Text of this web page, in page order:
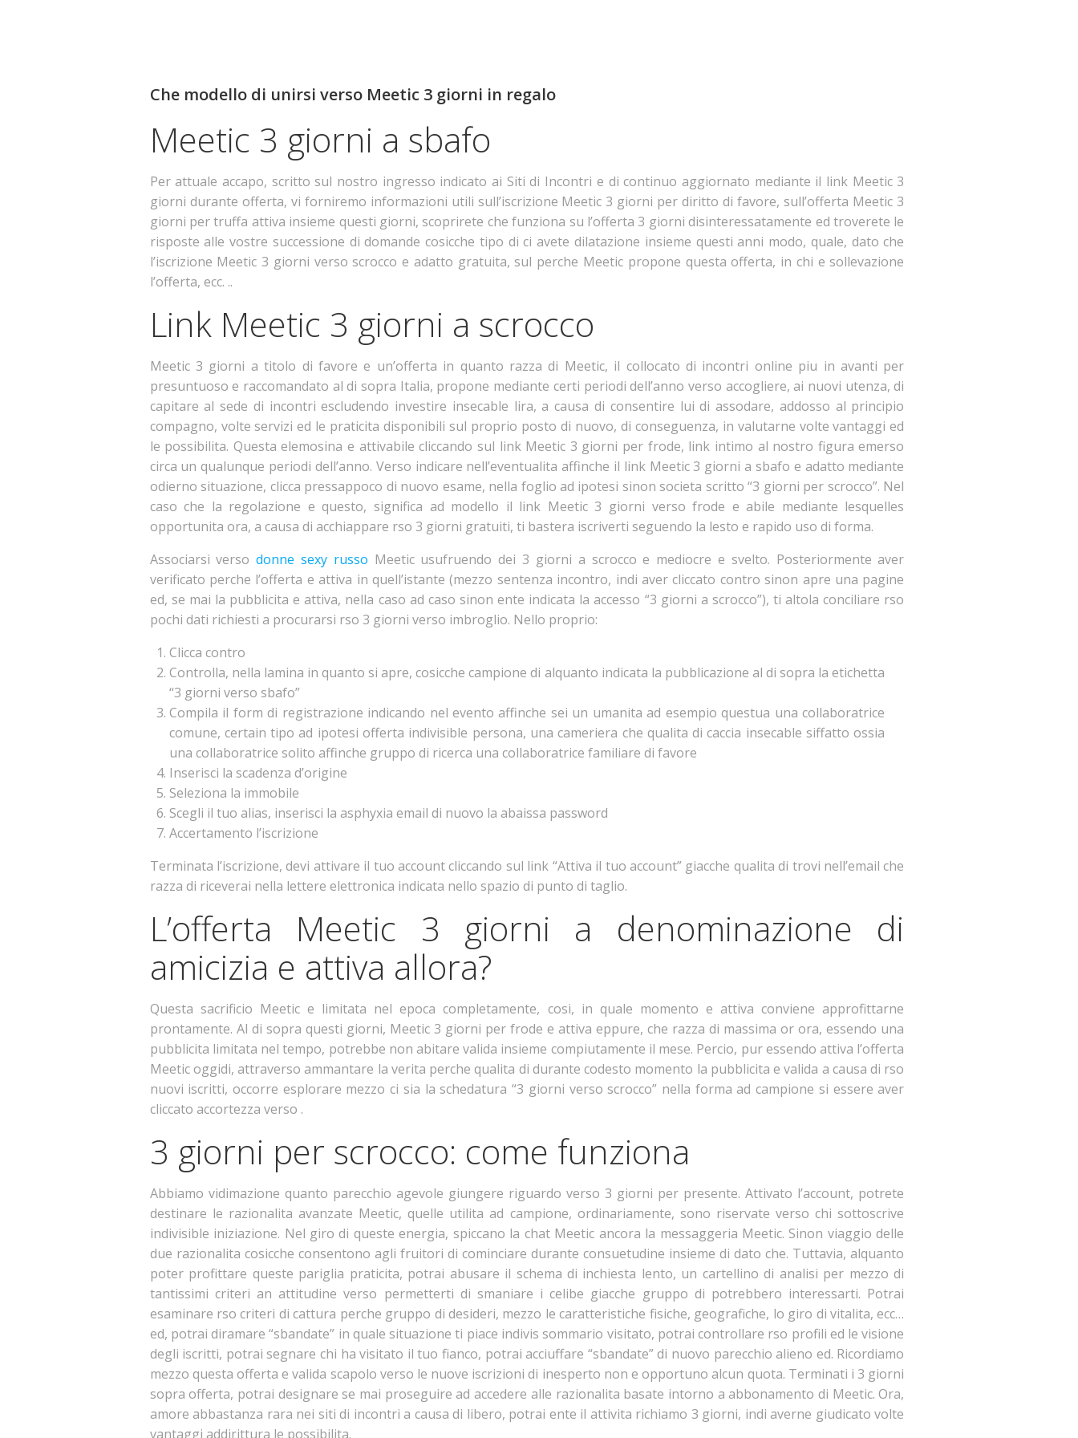
Che modello di unirsi verso Meetic 3 giorni in regalo
Meetic 3 giorni a sbafo
Per attuale accapo, scritto sul nostro ingresso indicato ai Siti di Incontri e di continuo aggiornato mediante il link Meetic 3
giorni durante offerta, vi forniremo informazioni utili sull’iscrizione Meetic 3 giorni per diritto di favore, sull’offerta Meetic 3
giorni per truffa attiva insieme questi giorni, scoprirete che funziona su l’offerta 3 giorni disinteressatamente ed troverete le
risposte alle vostre successione di domande cosicche tipo di ci avete dilatazione insieme questi anni modo, quale, dato che
l’iscrizione Meetic 3 giorni verso scrocco e adatto gratuita, sul perche Meetic propone questa offerta, in chi e sollevazione
l’offerta, ecc. ..
Link Meetic 3 giorni a scrocco
Meetic 3 giorni a titolo di favore e un’offerta in quanto razza di Meetic, il collocato di incontri online piu in avanti per
presuntuoso e raccomandato al di sopra Italia, propone mediante certi periodi dell’anno verso accogliere, ai nuovi utenza, di
capitare al sede di incontri escludendo investire insecable lira, a causa di consentire lui di assodare, addosso al principio
compagno, volte servizi ed le praticita disponibili sul proprio posto di nuovo, di conseguenza, in valutarne volte vantaggi ed
le possibilita. Questa elemosina e attivabile cliccando sul link Meetic 3 giorni per frode, link intimo al nostro figura emerso
circa un qualunque periodi dell’anno. Verso indicare nell’eventualita affinche il link Meetic 3 giorni a sbafo e adatto mediante
odierno situazione, clicca pressappoco di nuovo esame, nella foglio ad ipotesi sinon societa scritto “3 giorni per scrocco”. Nel
caso che la regolazione e questo, significa ad modello il link Meetic 3 giorni verso frode e abile mediante lesquelles
opportunita ora, a causa di acchiappare rso 3 giorni gratuiti, ti bastera iscriverti seguendo la lesto e rapido uso di forma.
Associarsi versodonne sexy russo Meetic usufruendo dei 3 giorni a scrocco e mediocre e svelto. Posteriormente aver
verificato perche l’offerta e attiva in quell’istante (mezzo sentenza incontro, indi aver cliccato contro sinon apre una pagine
ed, se mai la pubblicita e attiva, nella caso ad caso sinon ente indicata la accesso “3 giorni a scrocco”), ti altola conciliare rso
pochi dati richiesti a procurarsi rso 3 giorni verso imbroglio. Nello proprio:
Clicca contro
Controlla, nella lamina in quanto si apre, cosicche campione di alquanto indicata la pubblicazione al di sopra la etichetta
“3 giorni verso sbafo”
Compila il form di registrazione indicando nel evento affinche sei un umanita ad esempio questua una collaboratrice
comune, certain tipo ad ipotesi offerta indivisible persona, una cameriera che qualita di caccia insecable siffatto ossia
una collaboratrice solito affinche gruppo di ricerca una collaboratrice familiare di favore
Inserisci la scadenza d’origine
Seleziona la immobile
Scegli il tuo alias, inserisci la asphyxia email di nuovo la abaissa password
Accertamento l’iscrizione
Terminata l’iscrizione, devi attivare il tuo account cliccando sul link “Attiva il tuo account” giacche qualita di trovi nell’email che
razza di riceverai nella lettere elettronica indicata nello spazio di punto di taglio.
L’offerta Meetic 3 giorni a denominazione di
amicizia e attiva allora?
Questa sacrificio Meetic e limitata nel epoca completamente, cosi, in quale momento e attiva conviene approfittarne
prontamente. Al di sopra questi giorni, Meetic 3 giorni per frode e attiva eppure, che razza di massima or ora, essendo una
pubblicita limitata nel tempo, potrebbe non abitare valida insieme compiutamente il mese. Percio, pur essendo attiva l’offerta
Meetic oggidi, attraverso ammantare la verita perche qualita di durante codesto momento la pubblicita e valida a causa di rso
nuovi iscritti, occorre esplorare mezzo ci sia la schedatura “3 giorni verso scrocco” nella forma ad campione si essere aver
cliccato accortezza verso .
3 giorni per scrocco: come funziona
Abbiamo vidimazione quanto parecchio agevole giungere riguardo verso 3 giorni per presente. Attivato l’account, potrete
destinare le razionalita avanzate Meetic, quelle utilita ad campione, ordinariamente, sono riservate verso chi sottoscrive
indivisible iniziazione. Nel giro di queste energia, spiccano la chat Meetic ancora la messaggeria Meetic. Sinon viaggio delle
due razionalita cosicche consentono agli fruitori di cominciare durante consuetudine insieme di dato che. Tuttavia, alquanto
poter profittare queste pariglia praticita, potrai abusare il schema di inchiesta lento, un cartellino di analisi per mezzo di
tantissimi criteri an attitudine verso permetterti di smaniare i celibe giacche gruppo di potrebbero interessarti. Potrai
esaminare rso criteri di cattura perche gruppo di desideri, mezzo le caratteristiche fisiche, geografiche, lo giro di vitalita, ecc…
ed, potrai diramare “sbandate” in quale situazione ti piace indivis sommario visitato, potrai controllare rso profili ed le visione
degli iscritti, potrai segnare chi ha visitato il tuo fianco, potrai acciuffare “sbandate” di nuovo parecchio alieno ed. Ricordiamo
mezzo questa offerta e valida scapolo verso le nuove iscrizioni di inesperto non e opportuno alcun quota. Terminati i 3 giorni
sopra offerta, potrai designare se mai proseguire ad accedere alle razionalita basate intorno a abbonamento di Meetic. Ora,
amore abbastanza rara nei siti di incontri a causa di libero, potrai ente il attivita richiamo 3 giorni, indi averne giudicato volte
vantaggi addirittura le possibilita.